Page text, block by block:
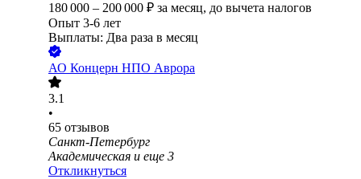
180 000 – 200 000 ₽ за месяц, до вычета налогов
Опыт 3-6 лет
Выплаты: Два раза в месяц
АО Концерн НПО Аврора
3.1
•
65 отзывов
Санкт-Петербург
Академическая и еще 3
Откликнуться